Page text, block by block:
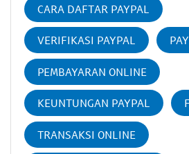
CARA DAFTAR PAYPAL
VERIFIKASI PAYPAL
PEMBAYARAN ONLINE
KEUNTUNGAN PAYPAL
TRANSAKSI ONLINE